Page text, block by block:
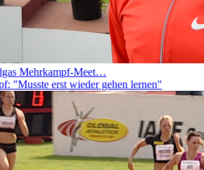
Mehrkampf-Meet…
"Musste erst wieder gehen lernen"